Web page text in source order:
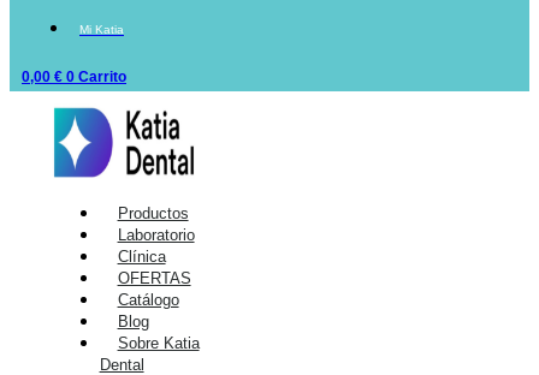
Mi Katia
0,00 € 0 Carrito
Productos
Laboratorio
Clínica
OFERTAS
Catálogo
Blog
Sobre Katia
Dental